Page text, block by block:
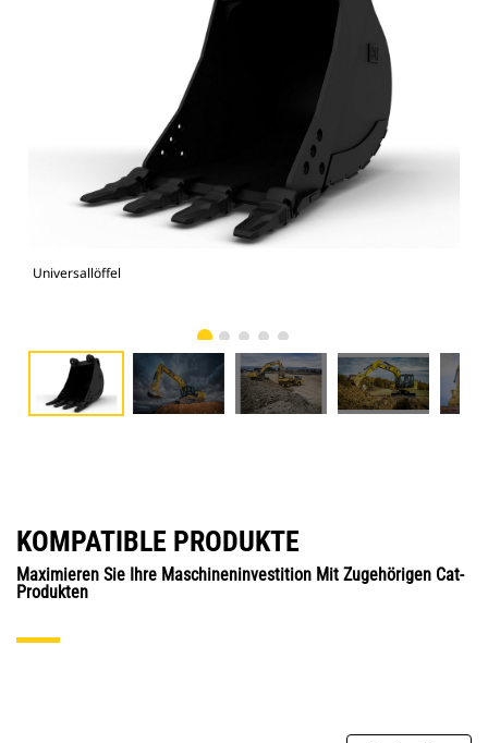
Universallöffel
KOMPATIBLE PRODUKTE
Maximieren Sie Ihre Maschineninvestition Mit Zugehörigen Cat-
Produkten